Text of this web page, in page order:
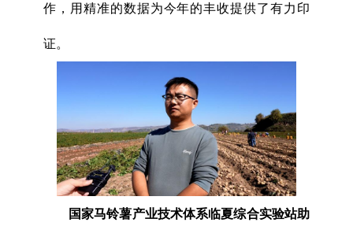
作，用精准的数据为今年的丰收提供了有力印
证。
国家马铃薯产业技术体系临夏综合实验站助